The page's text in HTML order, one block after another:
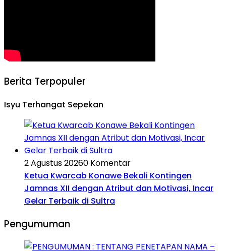
Berita Terpopuler
Isyu Terhangat Sepekan
2 Agustus 20260 Komentar
Ketua Kwarcab Konawe Bekali Kontingen
Jamnas XII dengan Atribut dan Motivasi, Incar
Gelar Terbaik di Sultra
Pengumuman